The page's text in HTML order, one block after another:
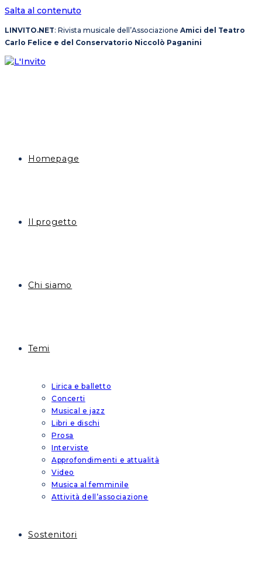
Salta al contenuto
LINVITO.NET: Rivista musicale dell’Associazione Amici del Teatro
Carlo Felice e del Conservatorio Niccolò Paganini
Homepage
Il progetto
Chi siamo
Temi
Lirica e balletto
Concerti
Musical e jazz
Libri e dischi
Prosa
Interviste
Approfondimenti e attualità
Video
Musica al femminile
Attività dell’associazione
Sostenitori